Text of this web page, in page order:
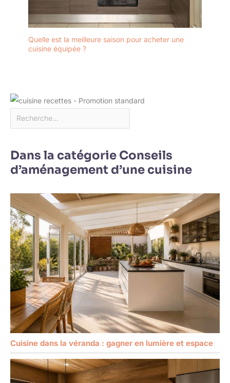
Quelle est la meilleure saison pour acheter une
cuisine équipée ?
Dans la catégorie Conseils
d’aménagement d’une cuisine
Cuisine dans la véranda : gagner en lumière et espace